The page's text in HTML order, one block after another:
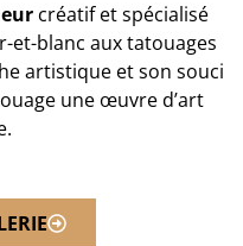
créatif etspécialisé
et-blanc aux tatouages
artistique et son souci
une œuvre d’art